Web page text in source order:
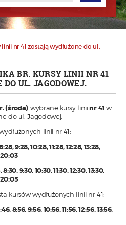
nr 41 zostają wydłużone do ul.
BR. KURSY LINII NR 41
UL. JAGODOWEJ.
(środa) wybrane kursy liniinr 41 w
do ul. Jagodowej.
linii nr 41:
10:28, 11:28, 12:28, 13:28,
20:03
9:30, 10:30, 11:30, 12:30, 13:30,
20:05
kursów wydłużonych linii nr 41:
9:56, 10:56, 11:56, 12:56, 13:56,